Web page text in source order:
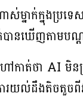
ម្នាក់ក្នុងប្រ
បានឃើញតាមប
ៅកាត់ថា AI មិ
យល់ដឹងតិចតួច